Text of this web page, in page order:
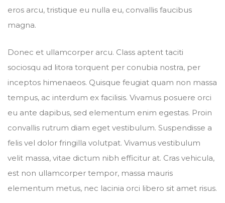
eros arcu, tristique eu nulla eu, convallis faucibus
magna.
Donec et ullamcorper arcu. Class aptent taciti
sociosqu ad litora torquent per conubia nostra, per
inceptos himenaeos. Quisque feugiat quam non massa
tempus, ac interdum ex facilisis. Vivamus posuere orci
eu ante dapibus, sed elementum enim egestas. Proin
convallis rutrum diam eget vestibulum. Suspendisse a
felis vel dolor fringilla volutpat. Vivamus vestibulum
velit massa, vitae dictum nibh efficitur at. Cras vehicula,
est non ullamcorper tempor, massa mauris
elementum metus, nec lacinia orci libero sit amet risus.